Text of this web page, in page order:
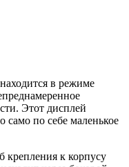
в режиме
Этот дисплей
само по себе маленькое
к корпусу